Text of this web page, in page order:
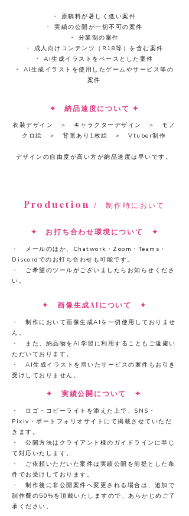
・ 原稿料が著しく低い案件
・ 実績の公開が一切不可の案件
・ 分業制の案件
・ 成人向けコンテンツ（R18等）を含む案件
​・ AI生成イラストをベースとした案件
・ AI生成イラストを使用したゲームやサービス等の
案件
​​✦ 納品速度について​​ ✦
衣装デザイン ＞ キャラクターデザイン ＞ モノ
クロ絵 ＞ 背景あり1枚絵 ＞ Vtuber制作
​デザインの自由度が高い方が納品速度は早いです。​
​Production / 制作時において
✦ お打ち合わせ環境について ✦
・ メールのほか、Chatwork・Zoom・Teams・
Discordでのお打ち合わせも可能です。
・ ご希望のツールがございましたらお知らせくださ
い。
✦ 画像生成AIについて ✦
・ 制作において画像生成AIを一切使用しておりませ
ん。
・ また、納品物をAI学習に利用することもご遠慮い
ただいております。​
・ AI生成イラストを用いたサービスの案件もお引き
受けしておりません。​​
✦ 実績公開について ✦
・ ロゴ・コピーライトを添えた上で、SNS・
Pixiv・ポートフォリオサイトにて掲載させていただ
きます。
・ 公開方法はクライアント様のガイドラインに準じ
て対応いたします。
・ ご依頼いただいた案件は実績公開を前提とした条
件でお受けしております。
・ 制作後に非公開案件へ変更される場合は、追加で
制作費の50%を頂戴いたしますので、あらかじめご了
承ください。